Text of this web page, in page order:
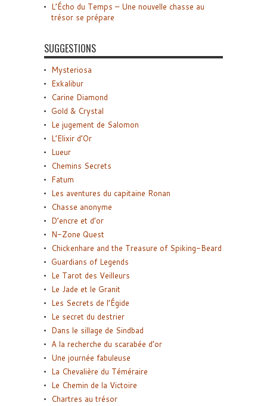
L’Écho du Temps – Une nouvelle chasse au
trésor se prépare
SUGGESTIONS
Mysteriosa
Exkalibur
Carine Diamond
Gold & Crystal
Le jugement de Salomon
L’Elixir d’Or
Lueur
Chemins Secrets
Fatum
Les aventures du capitaine Ronan
Chasse anonyme
D’encre et d’or
N-Zone Quest
Chickenhare and the Treasure of Spiking-Beard
Guardians of Legends
Le Tarot des Veilleurs
Le Jade et le Granit
Les Secrets de l’Égide
Le secret du destrier
Dans le sillage de Sindbad
A la recherche du scarabée d’or
Une journée fabuleuse
La Chevalière du Téméraire
Le Chemin de la Victoire
Chartres au trésor